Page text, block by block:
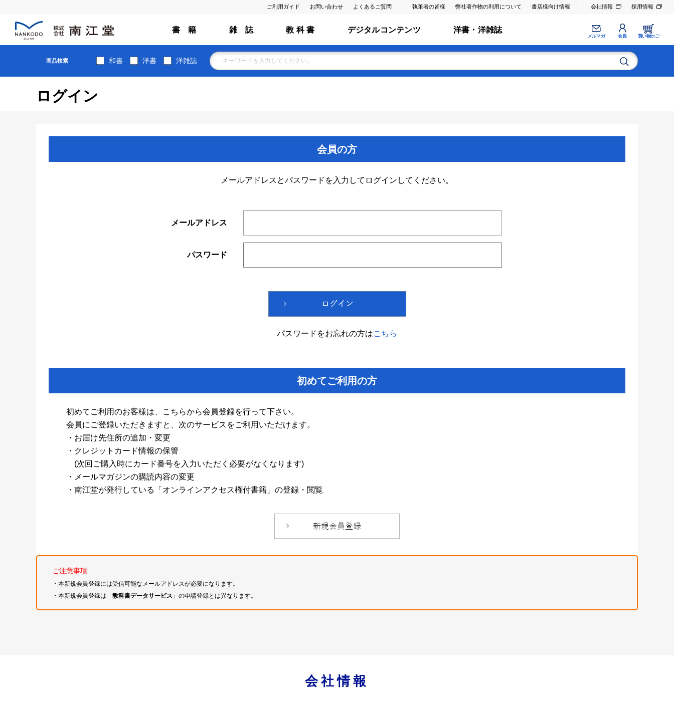
ご利用ガイド お問い合わせ よくあるご質問 執筆者の皆様 弊社著作物の利用について 書店様向け情報 会社情報 採用情報
書 籍 雑 誌 教 科 書 デジタルコンテンツ 洋書・洋雑誌
メルマガ 会員 買い物かご
商品検索 和書 洋書 洋雑誌
ログイン
会員の方
メールアドレスとパスワードを入力してログインしてください。
メールアドレス
パスワード
パスワードをお忘れの方はこちら
初めてご利用の方
初めてご利用のお客様は、こちらから会員登録を行って下さい。
会員にご登録いただきますと、次のサービスをご利用いただけます。
・お届け先住所の追加・変更
・クレジットカード情報の保管
(次回ご購入時にカード番号を入力いただく必要がなくなります)
・メールマガジンの購読内容の変更
・南江堂が発行している「オンラインアクセス権付書籍」の登録・閲覧
ご注意事項
・本新規会員登録には受信可能なメールアドレスが必要になります。
・本新規会員登録は「教科書データサービス 」の申請登録とは異なります。
会社情報